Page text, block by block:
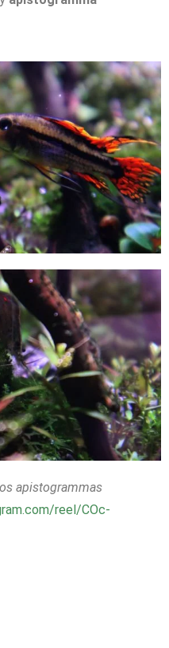
apistogrammas
reel/COc-